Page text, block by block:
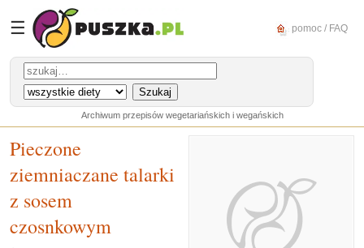
☰ pomoc / FAQ
Archiwum przepisów wegetariańskich i wegańskich
Pieczone
ziemniaczane talarki
z sosem
czosnkowym